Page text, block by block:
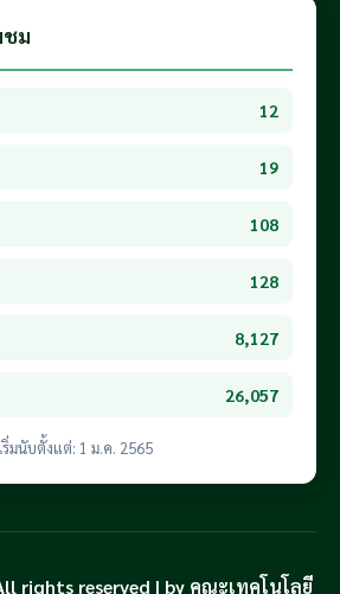
ชม
12
19
108
128
8,127
26,057
เริ่มนับตั้งแต่: 1 ม.ค. 2565
rights reserved | by คณะเทคโนโลยี